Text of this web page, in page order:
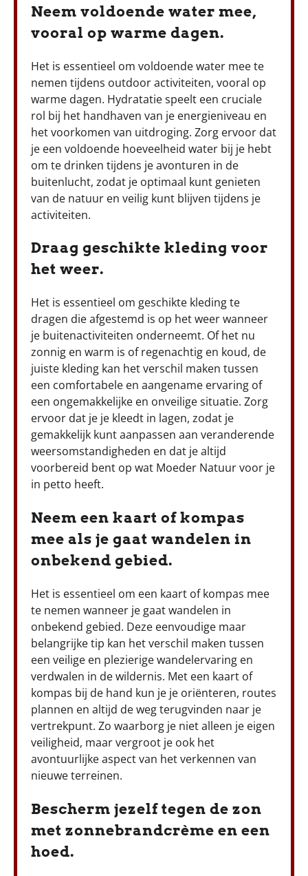
Neem voldoende water mee,
vooral op warme dagen.
Het is essentieel om voldoende water mee te
nemen tijdens outdoor activiteiten, vooral op
warme dagen. Hydratatie speelt een cruciale
rol bij het handhaven van je energieniveau en
het voorkomen van uitdroging. Zorg ervoor dat
je een voldoende hoeveelheid water bij je hebt
om te drinken tijdens je avonturen in de
buitenlucht, zodat je optimaal kunt genieten
van de natuur en veilig kunt blijven tijdens je
activiteiten.
Draag geschikte kleding voor
het weer.
Het is essentieel om geschikte kleding te
dragen die afgestemd is op het weer wanneer
je buitenactiviteiten onderneemt. Of het nu
zonnig en warm is of regenachtig en koud, de
juiste kleding kan het verschil maken tussen
een comfortabele en aangename ervaring of
een ongemakkelijke en onveilige situatie. Zorg
ervoor dat je je kleedt in lagen, zodat je
gemakkelijk kunt aanpassen aan veranderende
weersomstandigheden en dat je altijd
voorbereid bent op wat Moeder Natuur voor je
in petto heeft.
Neem een kaart of kompas
mee als je gaat wandelen in
onbekend gebied.
Het is essentieel om een kaart of kompas mee
te nemen wanneer je gaat wandelen in
onbekend gebied. Deze eenvoudige maar
belangrijke tip kan het verschil maken tussen
een veilige en plezierige wandelervaring en
verdwalen in de wildernis. Met een kaart of
kompas bij de hand kun je je oriënteren, routes
plannen en altijd de weg terugvinden naar je
vertrekpunt. Zo waarborg je niet alleen je eigen
veiligheid, maar vergroot je ook het
avontuurlijke aspect van het verkennen van
nieuwe terreinen.
Bescherm jezelf tegen de zon
met zonnebrandcrème en een
hoed.